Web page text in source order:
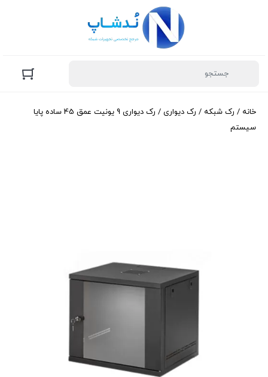
خانه / رک شبکه / رک دیواری
/ رک دیواری 9 یونیت عمق 45 ساده پایا
سیستم